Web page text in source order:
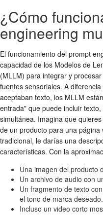
¿Cómo
engineering
El funcionamiento del prompt
capacidad de los Modelos de
(MLLM) para integrar y
fuentes sensoriales. A
aceptaban texto, los MLLM
entrada" que puede incluir
simultánea. Imagina que
de un producto para una
tradicional, le darías una
características. Con la
Una imagen del producto
Un archivo de audio con
Un fragmento de texto
el tono de marca deseado.
Incluso un video corto